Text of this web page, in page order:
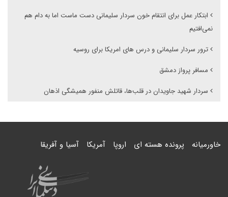
ابتکار عمل برای انتقام خون سردار سلیمانی دست ماست اما به دام هم
نمی‌افتیم
ترور سردار سلیمانی و درس های امریکا برای روسیه
مسافر پرواز دمشق
سردار شهید جاویدان در قلب‌ها، قاتلش منفور همیشگی اذهان
خاورمیانه پرونده هسته ای اروپا آمریکا آسیا و آفریقا